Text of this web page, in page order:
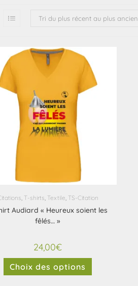
Tri du plus récent au plus ancien
, T-shirts, Textile, TS-Citation
Audiard « Heureux soient les
fêlés… »
24,00€
Choix des options